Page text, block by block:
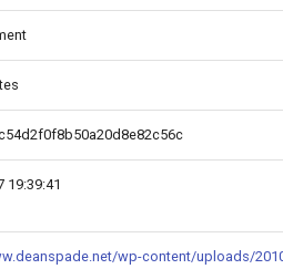
19:39:41
wp-content/uploads/